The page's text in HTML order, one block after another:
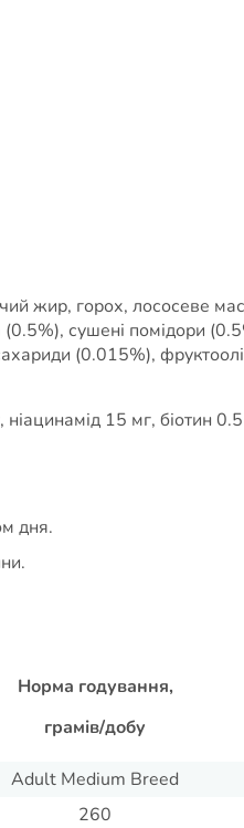
жир, горох, лососеве
(0.5%), сушені помідори
(0.015%),
15 мг, біотин
дня.
Норма годування,
грамів/добу
Adult Medium Breed
260